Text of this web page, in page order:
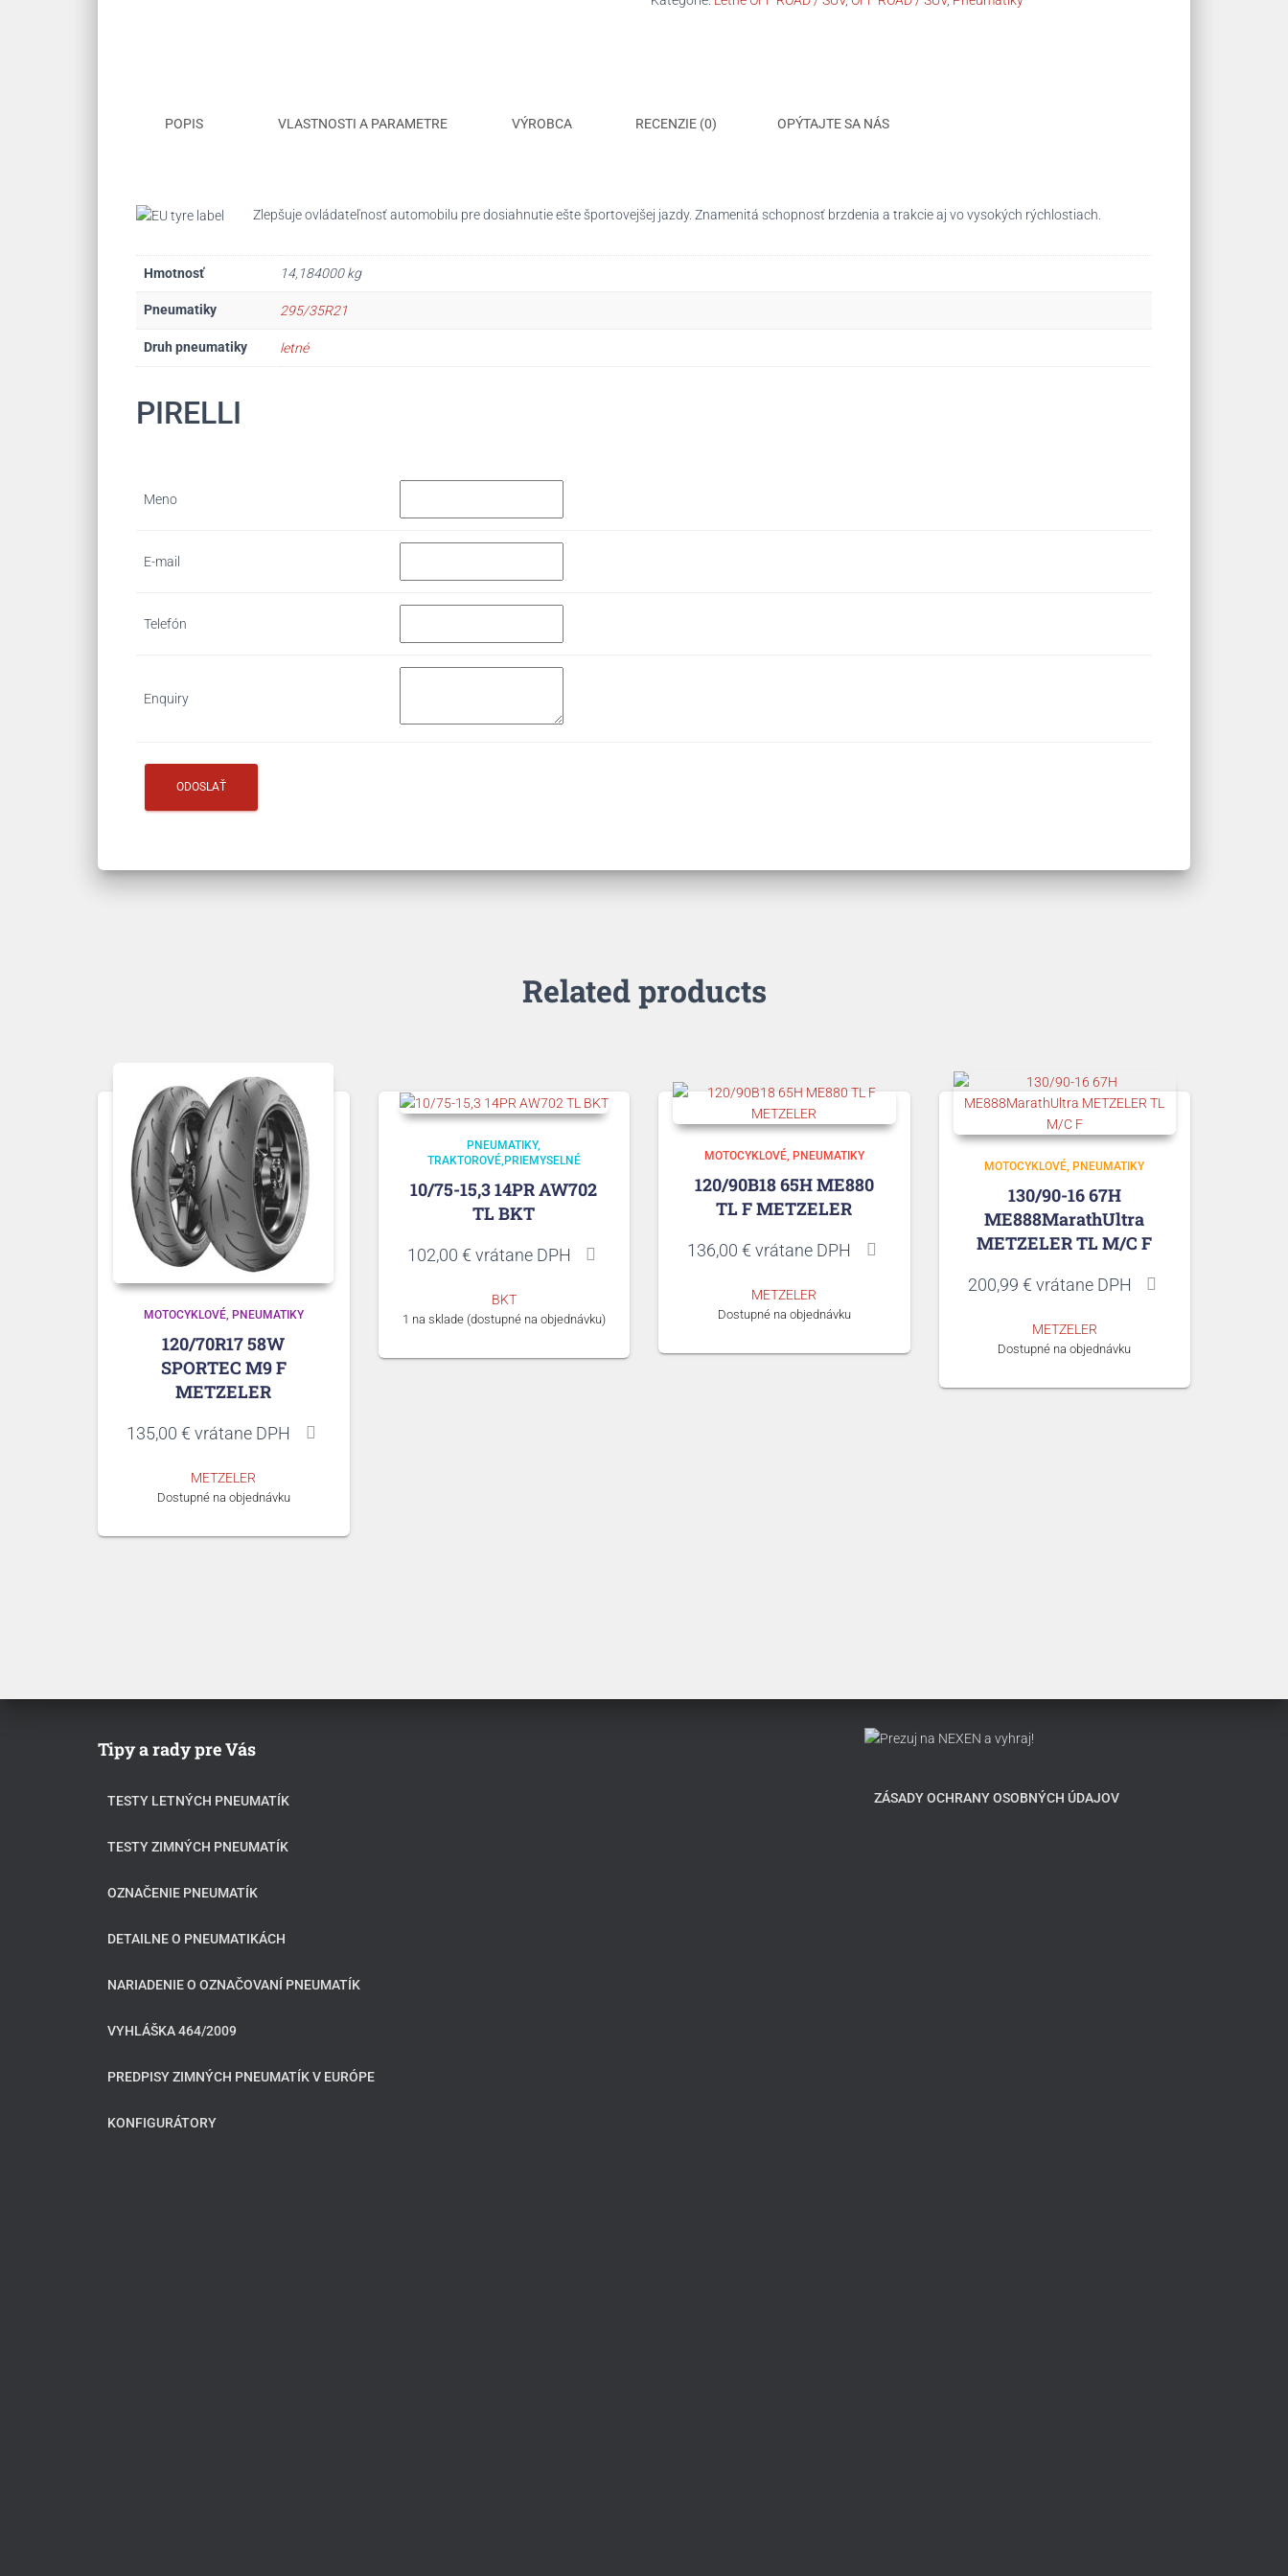
POPIS VLASTNOSTI A PARAMETRE VÝROBCA RECENZIE (0) OPÝTAJTE SA NÁS
Zlepšuje ovládateľnosť automobilu pre dosiahnutie ešte športovejšej jazdy. Znamenitá schopnosť brzdenia a trakcie aj vo vysokých rýchlostiach.
Hmotnosť 14,184000 kg
Pneumatiky 295/35R21
Druh pneumatiky letné
PIRELLI
Meno
E-mail
Telefón
Enquiry
Related products
MOTOCYKLOVÉ PNEUMATIKY
120/70R17 58W
SPORTEC M9 F
METZELER
135,00 € vrátane DPH
METZELER
Dostupné na objednávku
PNEUMATIKY
TRAKTOROVÉ,PRIEMYSELNÉ
10/75-15,3 14PR AW702
TL BKT
102,00 € vrátane DPH
BKT
1 na sklade (dostupné na objednávku)
MOTOCYKLOVÉ PNEUMATIKY
120/90B18 65H ME880
TL F METZELER
136,00 € vrátane DPH
METZELER
Dostupné na objednávku
MOTOCYKLOVÉ PNEUMATIKY
130/90-16 67H
ME888MarathUltra
METZELER TL M/C F
200,99 € vrátane DPH
METZELER
Dostupné na objednávku
Tipy a rady pre Vás
TESTY LETNÝCH PNEUMATÍK
TESTY ZIMNÝCH PNEUMATÍK
OZNAČENIE PNEUMATÍK
DETAILNE O PNEUMATIKÁCH
NARIADENIE O OZNAČOVANÍ PNEUMATÍK
VYHLÁŠKA 464/2009
PREDPISY ZIMNÝCH PNEUMATÍK V EURÓPE
KONFIGURÁTORY
ZÁSADY OCHRANY OSOBNÝCH ÚDAJOV